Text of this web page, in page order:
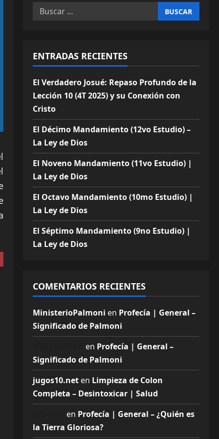
Buscar:
ENTRADAS RECIENTES
El Verdadero Josué: Repaso Profundo de la
Lección 10 (4T 2025) y su Conexión con
Cristo
El Décimo Mandamiento (12vo Estudio) –
La Ley de Dios
El Noveno Mandamiento (11vo Estudio) |
La Ley de Dios
El Octavo Mandamiento (10mo Estudio) |
La Ley de Dios
El Séptimo Mandamiento (9no Estudio) |
La Ley de Dios
COMENTARIOS RECIENTES
MinisterioPalmoni en Profecía | General –
Significado de Palmoni
en Profecía | General –
Significado de Palmoni
jugos10.neten Limpieza de Colon
Completa – Desintoxicar | Salud
en Profecía | General – ¿Quién es
la Tierra Gloriosa?